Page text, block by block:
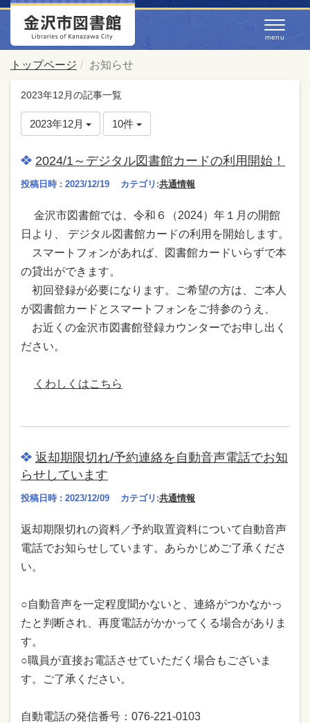
トップページ お知らせ
2023年12月の記事一覧
2023年12月 10件
2024/1～デジタル図書館カードの利用開始！
投稿日時 : 2023/12/19 カテゴリ:共通情報
金沢市図書館では、令和６（2024）年１月の開館
日より、 デジタル図書館カードの利用を開始します。
スマートフォンがあれば、図書館カードいらずで本
の貸出ができます。
初回登録が必要になります。ご希望の方は、ご本人
が図書館カードとスマートフォンをご持参のうえ、
お近くの金沢市図書館登録カウンターでお申し出く
ださい。
くわしくはこちら
返却期限切れ/予約連絡を自動音声電話でお知
らせしています
投稿日時 : 2023/12/09 カテゴリ:共通情報
返却期限切れの資料／予約取置資料について自動音声
電話でお知らせしています。あらかじめご了承くださ
い。
○自動音声を一定程度聞かないと、連絡がつかなかっ
たと判断され、再度電話がかかってくる場合がありま
す。
○職員が直接お電話させていただく場合もございま
す。ご了承ください。
自動電話の発信番号：076-221-0103